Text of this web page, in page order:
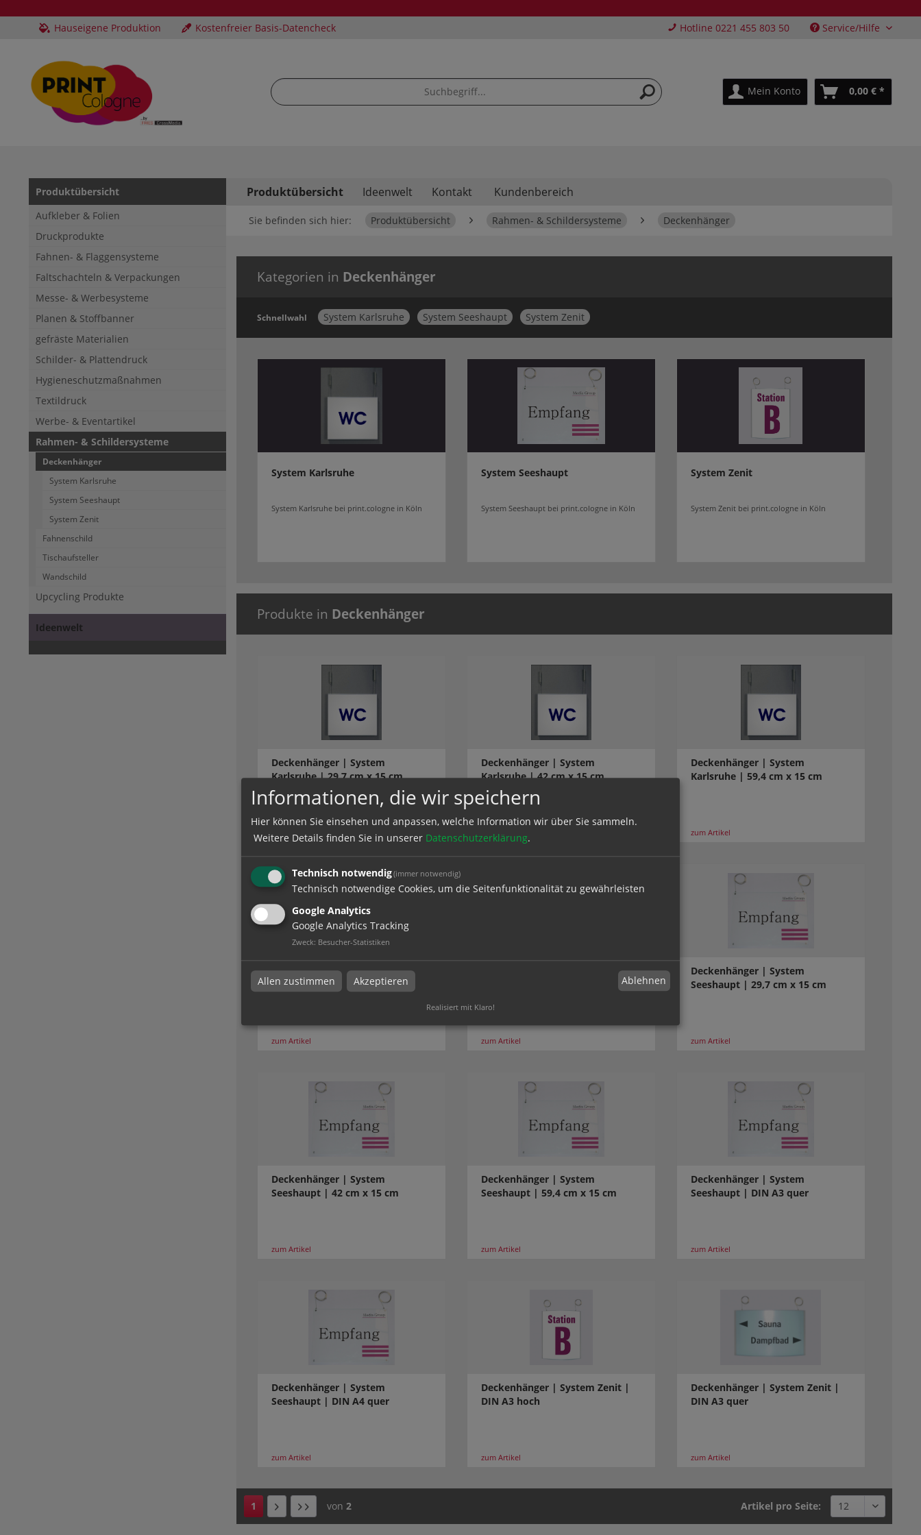
Hauseigene Produktion Kostenfreier Basis-Datencheck Hotline 0221 455 803 50 Service/Hilfe
Mein Konto 0,00 € *
Produktübersicht
Aufkleber & Folien
Druckprodukte
Fahnen- & Flaggensysteme
Faltschachteln & Verpackungen
Messe- & Werbesysteme
Planen & Stoffbanner
gefräste Materialien
Schilder- & Plattendruck
Hygieneschutzmaßnahmen
Textildruck
Werbe- & Eventartikel
Rahmen- & Schildersysteme
Deckenhänger
System Karlsruhe
System Seeshaupt
System Zenit
Fahnenschild
Tischaufsteller
Wandschild
Upcycling Produkte
Ideenwelt
Produktübersicht Ideenwelt Kontakt Kundenbereich
Sie befinden sich hier: Produktübersicht Rahmen- & Schildersysteme Deckenhänger
Kategorien in Deckenhänger
Schnellwahl System Karlsruhe System Seeshaupt System Zenit
System Karlsruhe
System Karlsruhe bei print.cologne in Köln
System Seeshaupt
System Seeshaupt bei print.cologne in Köln
System Zenit
System Zenit bei print.cologne in Köln
Produkte in Deckenhänger
Deckenhänger | System
Karlsruhe | 29,7 cm x 15 cm
zum Artikel
Deckenhänger | System
Karlsruhe | 42 cm x 15 cm
zum Artikel
Deckenhänger | System
Karlsruhe | 59,4 cm x 15 cm
zum Artikel
Deckenhänger | System
Karlsruhe | DIN A3 quer
zum Artikel zum Artikel
Deckenhänger | System
Seeshaupt | 29,7 cm x 15 cm
zum Artikel
Deckenhänger | System
Seeshaupt | 42 cm x 15 cm
zum Artikel
Deckenhänger | System
Seeshaupt | 59,4 cm x 15 cm
zum Artikel
Deckenhänger | System
Seeshaupt | DIN A3 quer
zum Artikel
Deckenhänger | System
Seeshaupt | DIN A4 quer
zum Artikel
Deckenhänger | System Zenit |
DIN A3 hoch
zum Artikel
Deckenhänger | System Zenit |
DIN A3 quer
zum Artikel
1 von 2 Artikel pro Seite:
Informationen, die wir speichern
Hier können Sie einsehen und anpassen, welche Information wir über Sie sammeln.
Weitere Details finden Sie in unserer Datenschutzerklärung.
Technisch notwendig(immer notwendig)
Technisch notwendige Cookies, um die Seitenfunktionalität zu gewährleisten
Google Analytics
Google Analytics Tracking
Zweck: Besucher-Statistiken
Allen zustimmen Akzeptieren Ablehnen
Realisiert mit Klaro!